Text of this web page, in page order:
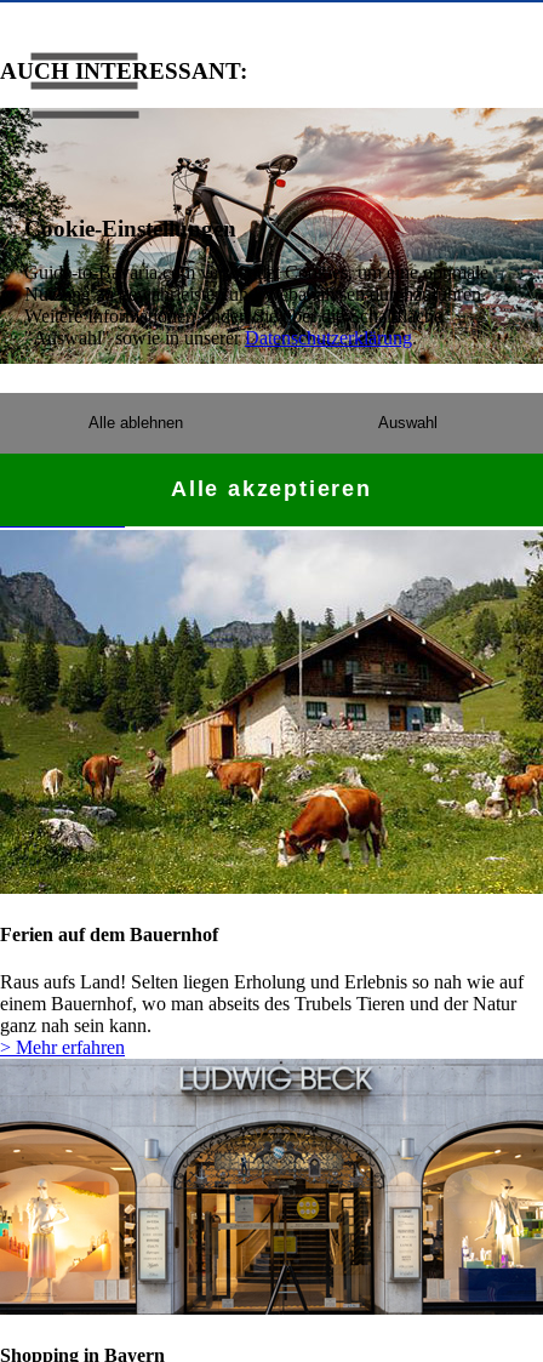
AUCH INTERESSANT:
Ob mit dem eigenen oder einem gliehenen E-Bike, Bayern bietet eine
Ferien auf dem Bauernhof
Raus aufs Land! Selten liegen Erholung und Erlebnis so nah wie auf
einem Bauernhof, wo man abseits des Trubels Tieren und der Natur
ganz nah sein kann.
> Mehr erfahren
Shopping in Bayern
Cookie-Einstellungen
Guide-to-Bavaria.com verwendet Cookies, um eine optimale
Nutzung zu gewährleisten und Webanalysen durchzuführen.
Weitere Informationen finden Sie über die Schaltfläche
"Auswahl" sowie in unsererDatenschutzerklärung.
Auswahl
Alle ablehnen
Alle akzeptieren